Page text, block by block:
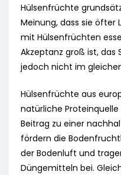
Hülsenfrüchte
Meinung, dass sie öfter
mit Hülsenfrüchten
Akzeptanz groß ist, das
jedoch nicht im
Hülsenfrüchte aus
natürliche
Beitrag zu einer
fördern die
der Bodenluft und
Düngemitteln bei.